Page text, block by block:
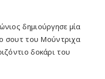
δημιούργησε μία
σουτ του Μούντριχα
δοκάρι του